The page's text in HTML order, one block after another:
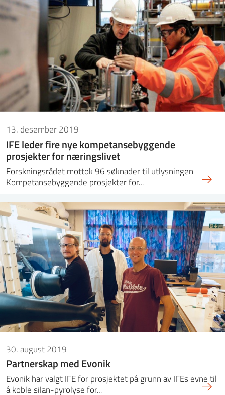
13. desember 2019
IFE leder fire nye kompetansebyggende
prosjekter for næringslivet
Forskningsrådet mottok 96 søknader til utlysningen
Kompetansebyggende prosjekter for…
30. august 2019
Partnerskap med Evonik
Evonik har valgt IFE for prosjektet på grunn av IFEs evne til
å koble silan-pyrolyse for…